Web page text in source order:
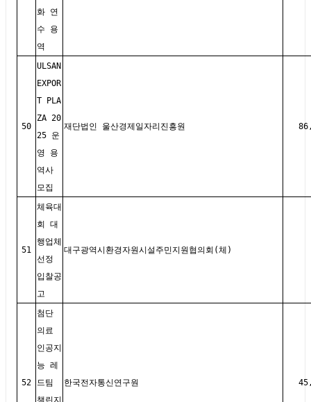
화 연
수 용
역
50
ULSAN
EXPOR
T PLA
ZA 20
25 운
영 용
역사
모집
재단법인 울산경제일자리진흥원
51
체육대
회 대
행업체
선정
입찰공
고
대구광역시환경자원시설주민지원협의회(체)
52
첨단
의료
인공지
능 레
드팀
챌린지
한국전자통신연구원